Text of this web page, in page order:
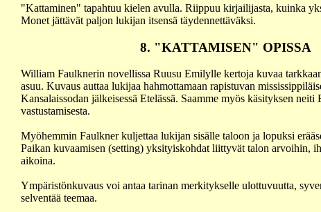
"Kattaminen" tapahtuu kielen avulla. Riippuu kirjailijasta, kuinka
Monet jättävät paljon lukijan itsensä täydennettäväksi.
8. "KATTAMISEN" OPISSA
William Faulknerin novellissa Ruusu Emilylle kertoja kuvaa
asuu. Kuvaus auttaa lukijaa hahmottamaan rapistuvan
Kansalaissodan jälkeisessä Etelässä. Saamme myös käsityksen neiti
vastustamisesta.
Myöhemmin Faulkner kuljettaa lukijan sisälle taloon ja lopuksi
Paikan kuvaamisen (setting) yksityiskohdat liittyvät talon arvoihin,
aikoina.
Ympäristönkuvaus voi antaa tarinan merkitykselle ulottuvuutta,
selventää teemaa.